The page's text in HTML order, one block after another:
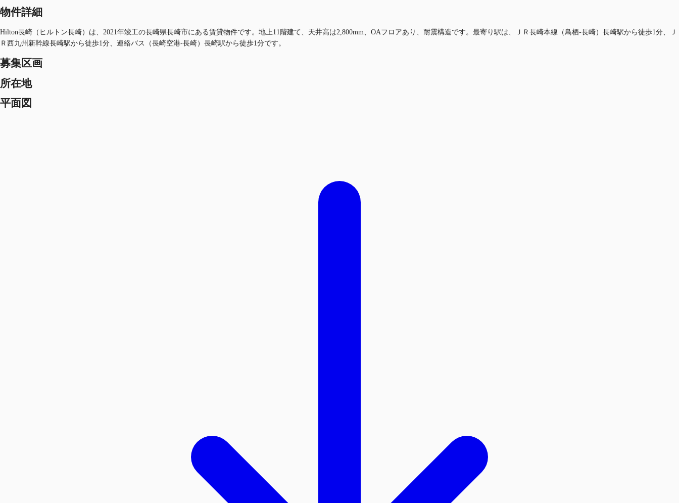
物件詳細
Hilton長崎（ヒルトン長崎）は、2021年竣工の長崎県長崎市にある賃貸物件です。地上11階建て、天井高は2,800mm、OAフロアあり、耐震構造です。最寄り駅は、ＪＲ長崎本線（鳥栖-長崎）長崎駅から徒歩1分、Ｊ
Ｒ西九州新幹線長崎駅から徒歩1分、連絡バス（長崎空港-長崎）長崎駅から徒歩1分です。
募集区画
所在地
平面図